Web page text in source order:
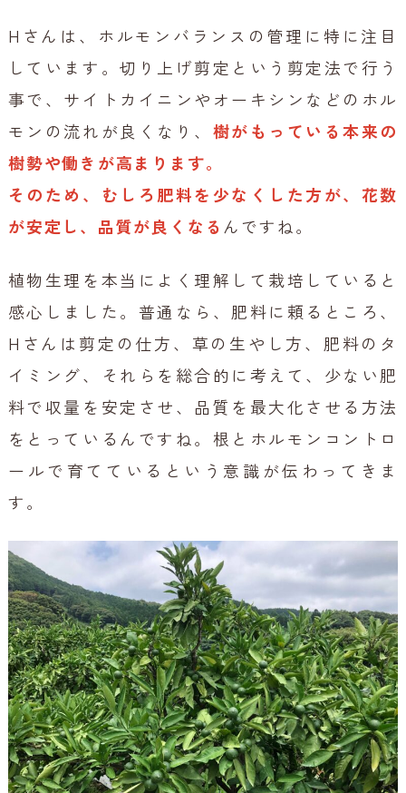
Hさんは、ホルモンバランスの管理に特に注目
しています。切り上げ剪定という剪定法で行う
事で、サイトカイニンやオーキシンなどのホル
モンの流れが良くなり、 樹がもっている本来の
樹勢や働きが高まります。
そのため、むしろ肥料を少なくした方が、花数
が安定し、品質が良くなる んですね。
植物生理を本当によく理解して栽培していると
感心しました。普通なら、肥料に頼るところ、
Hさんは剪定の仕方、草の生やし方、肥料のタ
イミング、それらを総合的に考えて、少ない肥
料で収量を安定させ、品質を最大化させる方法
をとっているんですね。根とホルモンコントロ
ールで育てているという意識が伝わってきま
す。